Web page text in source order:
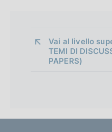
o
Vai al livello
TEMI DI
PAPERS)